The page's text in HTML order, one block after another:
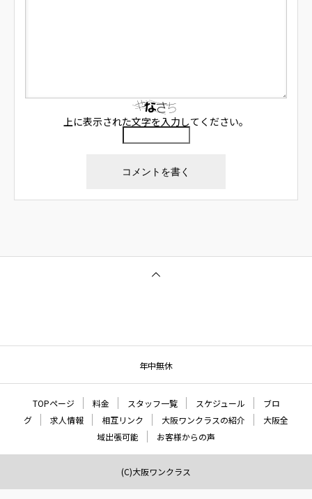
上に表示された文字を入力してください。
年中無休
TOPページ 料金 スタッフ一覧 スケジュール
ブロ
グ
求人情報 相互リンク 大阪ワンクラスの紹介
大阪全
域出張可能
お客様からの声
(C)大阪ワンクラス